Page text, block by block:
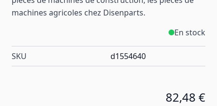
machines agricoles chez Disenparts.
En stock
SKU d1554640
82,48 €